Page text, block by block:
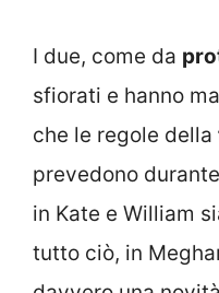
I due, come da
sfiorati e hanno
che le regole della
prevedono
in Kate e William
tutto ciò, in